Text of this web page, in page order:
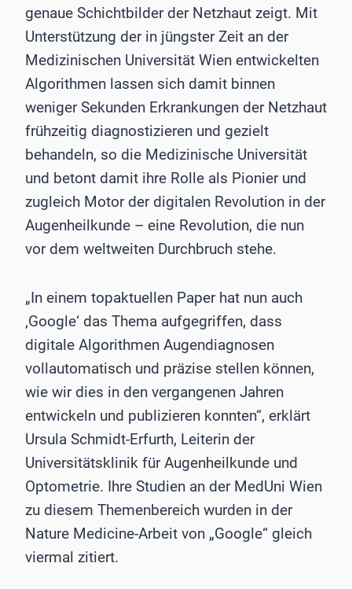
genaue Schichtbilder der Netzhaut zeigt. Mit
Unterstützung der in jüngster Zeit an der
Medizinischen Universität Wien entwickelten
Algorithmen lassen sich damit binnen
weniger Sekunden Erkrankungen der Netzhaut
frühzeitig diagnostizieren und gezielt
behandeln, so die Medizinische Universität
und betont damit ihre Rolle als Pionier und
zugleich Motor der digitalen Revolution in der
Augenheilkunde – eine Revolution, die nun
vor dem weltweiten Durchbruch stehe.
„In einem topaktuellen Paper hat nun auch
‚Google‘ das Thema aufgegriffen, dass
digitale Algorithmen Augendiagnosen
vollautomatisch und präzise stellen können,
wie wir dies in den vergangenen Jahren
entwickeln und publizieren konnten“, erklärt
Ursula Schmidt-Erfurth, Leiterin der
Universitätsklinik für Augenheilkunde und
Optometrie. Ihre Studien an der MedUni Wien
zu diesem Themenbereich wurden in der
Nature Medicine-Arbeit von „Google“ gleich
viermal zitiert.